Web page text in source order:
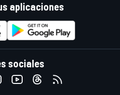
aplicaciones
sociales